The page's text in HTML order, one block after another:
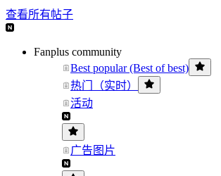
查看所有帖子
Fanplus community
Best popular (Best of best)
热门（实时）
活动
广告图片